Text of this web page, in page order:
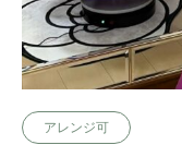
アレンジ可